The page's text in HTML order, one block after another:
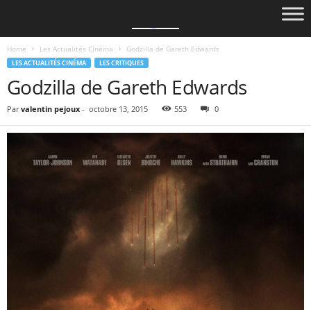
Home Les Actualités Cinéma Godzilla de Gareth Edwards
LES ACTUALITÉS CINÉMA LES CRITIQUES
Godzilla de Gareth Edwards
Par valentin pejoux - octobre 13, 2015 553 0